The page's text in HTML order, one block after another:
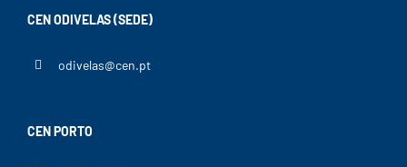
CEN ODIVELAS (SEDE)
odivelas@cen.pt
CEN PORTO